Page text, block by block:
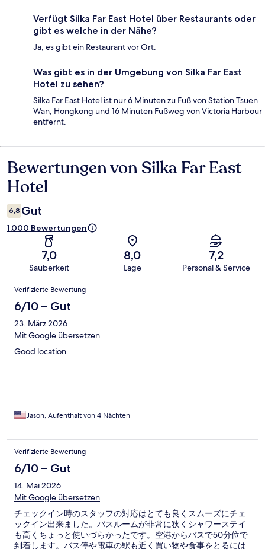
Verfügt Silka Far East Hotel über Restaurants oder
gibt es welche in der Nähe?
Ja, es gibt ein Restaurant vor Ort.
Was gibt es in der Umgebung von Silka Far East
Hotel zu sehen?
Silka Far East Hotel ist nur 6 Minuten zu Fuß von Station Tsuen
Wan, Hongkong und 16 Minuten Fußweg von Victoria Harbour
entfernt.
Bewertungen
Bewertungen von Silka Far East
Hotel
6,8 Gut
1.000 Bewertungen
7,0
Sauberkeit
8,0
Lage
7,2
Personal & Service
Bewertungen
Verifizierte Bewertung
6/10 – Gut
23. März 2026
Mit Google übersetzen
Good location
Jason, Aufenthalt von 4 Nächten
Verifizierte Bewertung
6/10 – Gut
14. Mai 2026
Mit Google übersetzen
チェックイン時のスタッフの対応はとても良くスムーズにチェ
ックイン出来ました。バスルームが非常に狭くシャワーステイ
も高くちょっと使いづらかったです。空港からバスで50分位で
到着します。バス停や電車の駅も近く買い物や食事をとるには